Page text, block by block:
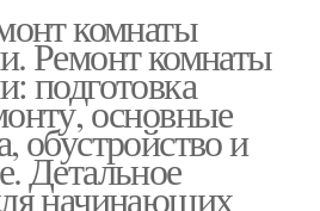
комнаты
Ремонт комнаты
подготовка
основные
обустройство и
Детальное
начинающих